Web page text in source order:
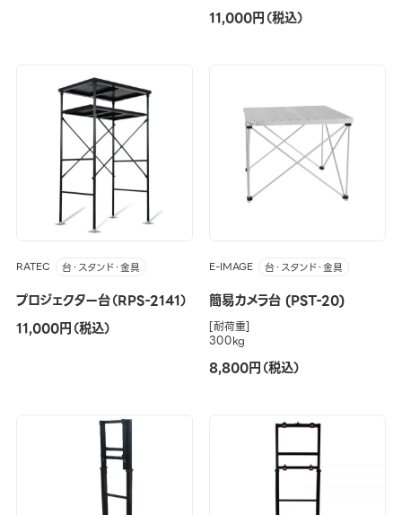
11,000円（税込）
RATEC 台・スタンド・金具
プロジェクター台（RPS-2141）
11,000円（税込）
E-IMAGE 台・スタンド・金具
簡易カメラ台 (PST-20)
[耐荷重]
300kg
8,800円（税込）